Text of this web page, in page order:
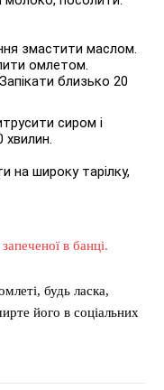
змастити маслом.
омлетом.
близько 20
сиром і
хвилин.
на широку тарілку,
в банці.
будь ласка,
його в соціальних